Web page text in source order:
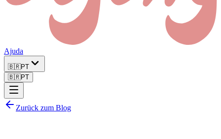
Ajuda
🇧🇷PT
🇧🇷PT
Zurück zum Blog